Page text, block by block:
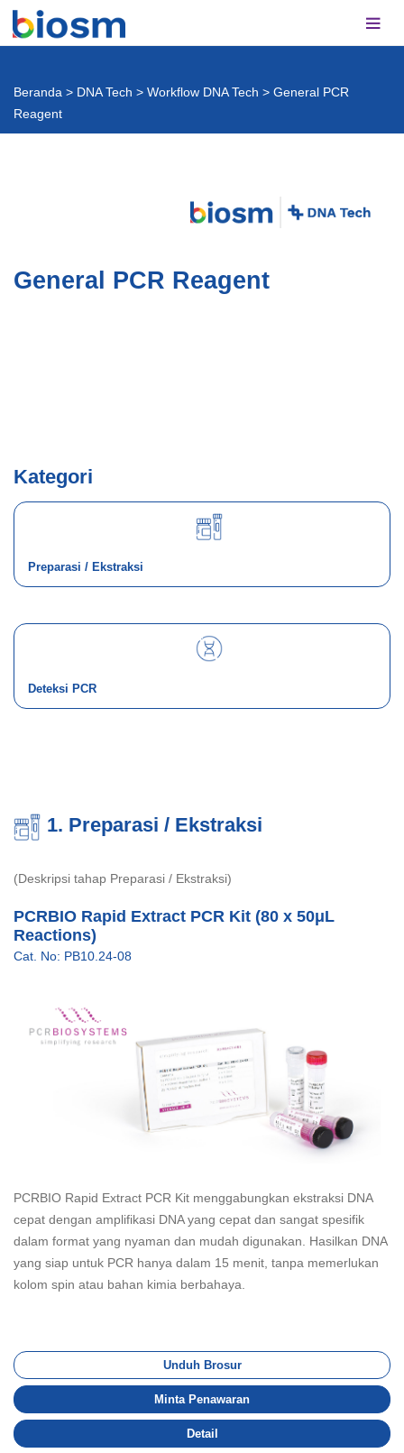
Beranda > DNA Tech > Workflow DNA Tech > General PCR
Reagent
General PCR Reagent
Kategori
Preparasi / Ekstraksi
Deteksi PCR
1. Preparasi / Ekstraksi
(Deskripsi tahap Preparasi / Ekstraksi)
PCRBIO Rapid Extract PCR Kit (80 x 50μL
Reactions)
Cat. No: PB10.24-08
PCRBIO Rapid Extract PCR Kit menggabungkan ekstraksi DNA
cepat dengan amplifikasi DNA yang cepat dan sangat spesifik
dalam format yang nyaman dan mudah digunakan. Hasilkan DNA
yang siap untuk PCR hanya dalam 15 menit, tanpa memerlukan
kolom spin atau bahan kimia berbahaya.
Unduh Brosur
Minta Penawaran
Detail